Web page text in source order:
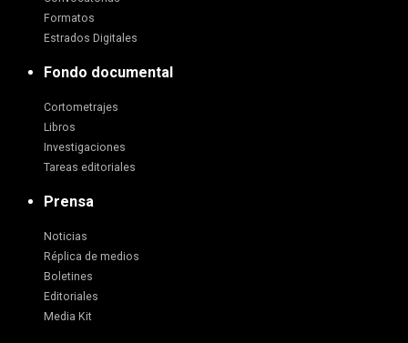
Formatos
Estrados Digitales
Fondo documental
Cortometrajes
Libros
Investigaciones
Tareas editoriales
Prensa
Noticias
Réplica de medios
Boletines
Editoriales
Media Kit